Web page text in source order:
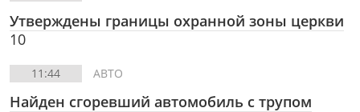
Утверждены границы охранной зоны церкви
10
11:44 АВТО
Найден сгоревший автомобиль с трупом